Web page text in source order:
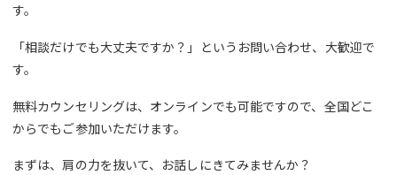
す。
「相談だけでも大丈夫ですか？」というお問い合わせ、大歓迎で
す。
無料カウンセリングは、オンラインでも可能ですので、全国どこ
からでもご参加いただけます。
まずは、肩の力を抜いて、お話しにきてみませんか？